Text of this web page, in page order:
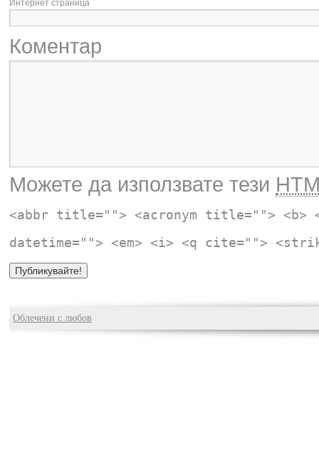
Интернет страница
Коментар
Можете да използвате тези
<abbr title=""> <acronym title=""> <b>
datetime=""> <em> <i> <q cite="">
Облечени с любов